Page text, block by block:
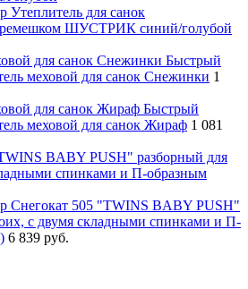
Утеплитель для санок
ремешком ШУСТРИК синий/голубой
Быстрый
меховой для санок Снежинки 1
Быстрый
меховой для санок Жираф 1 081
Снегокат 505 "TWINS BABY PUSH"
с двумя складными спинками и П-
6 839 руб.